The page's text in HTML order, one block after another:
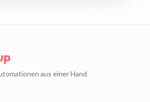
aus einer Hand